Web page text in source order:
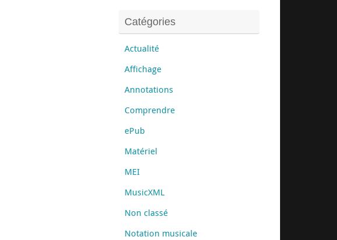
Catégories
Actualité
Affichage
Annotations
Comprendre
ePub
Matériel
MEI
MusicXML
Non classé
Notation musicale